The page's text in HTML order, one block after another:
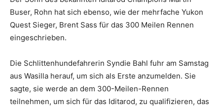
Buser, Rohn hat sich ebenso, wie der mehrfache Yukon
Quest Sieger, Brent Sass für das 300 Meilen Rennen
eingeschrieben.
Die Schlittenhundefahrerin Syndie Bahl fuhr am Samstag
aus Wasilla herauf, um sich als Erste anzumelden. Sie
sagte, sie werde an dem 300-Meilen-Rennen
teilnehmen, um sich für das Iditarod, zu qualifizieren, das